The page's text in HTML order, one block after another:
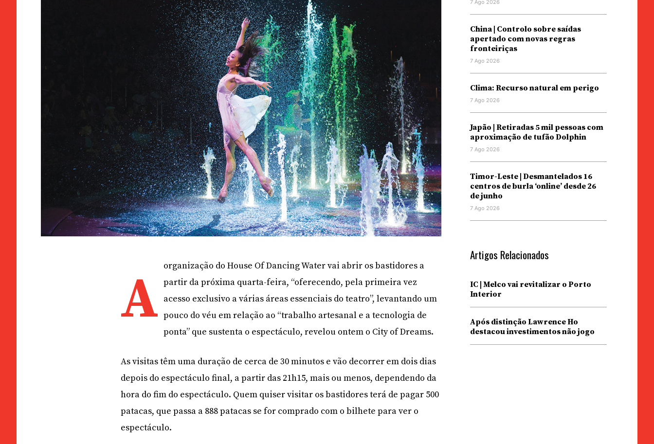
A organização do House Of Dancing Water vai abrir os bastidores a
partir da próxima quarta-feira, “oferecendo, pela primeira vez
acesso exclusivo a várias áreas essenciais do teatro”, levantando um
pouco do véu em relação ao “trabalho artesanal e a tecnologia de
ponta” que sustenta o espectáculo, revelou ontem o City of Dreams.
As visitas têm uma duração de cerca de 30 minutos e vão decorrer em dois dias
depois do espectáculo final, a partir das 21h15, mais ou menos, dependendo da
hora do fim do espectáculo. Quem quiser visitar os bastidores terá de pagar 500
patacas, que passa a 888 patacas se for comprado com o bilhete para ver o
espectáculo.
7 Ago 2026
China | Controlo sobre saídas
apertado com novas regras
fronteiriças
7 Ago 2026
Clima: Recurso natural em perigo
7 Ago 2026
Japão | Retiradas 5 mil pessoas com
aproximação de tufão Dolphin
7 Ago 2026
Timor-Leste | Desmantelados 16
centros de burla ‘online’ desde 26
de junho
7 Ago 2026
Artigos Relacionados
IC | Melco vai revitalizar o Porto
Interior
Após distinção Lawrence Ho
destacou investimentos não jogo